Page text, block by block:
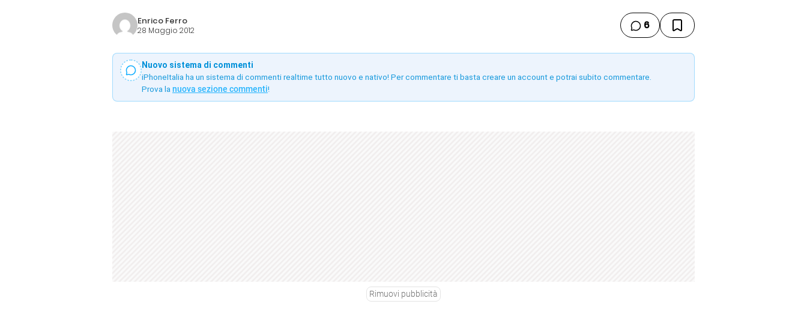
Enrico Ferro
28 Maggio 2012 6
Nuovo sistema di commenti
iPhoneItalia ha un sistema di commenti realtime tutto nuovo e nativo! Per commentare ti basta creare un account e potrai subito commentare.
Prova la nuova sezione commenti!
Rimuovi pubblicità